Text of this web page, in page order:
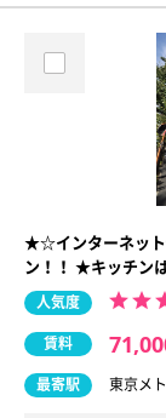
★☆インターネッ
ン！！ ★キッチン
人気度
賃料
最寄駅 東京メ